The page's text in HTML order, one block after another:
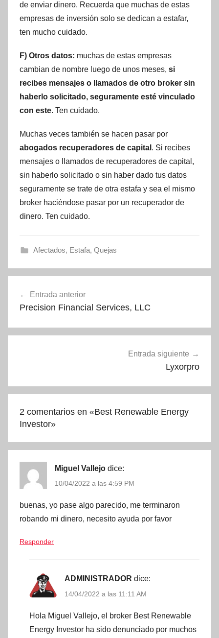
de enviar dinero. Recuerda que muchas de estas
empresas de inversión solo se dedican a estafar,
ten mucho cuidado.
F) Otros datos: muchas de estas empresas
cambian de nombre luego de unos meses, si
recibes mensajes o llamados de otro broker sin
haberlo solicitado, seguramente esté vinculado
con este. Ten cuidado.
Muchas veces también se hacen pasar por
abogados recuperadores de capital . Si recibes
mensajes o llamados de recuperadores de capital,
sin haberlo solicitado o sin haber dado tus datos
seguramente se trate de otra estafa y sea el mismo
broker haciéndose pasar por un recuperador de
dinero. Ten cuidado.
Afectados, Estafa, Quejas
de
Entrada anterior
Precision Financial Services, LLC
Entrada siguiente
Lyxorpro
2 comentarios en «Best Renewable Energy
Investor»
Miguel Vallejo dice:
10/04/2022 a las 4:59 PM
buenas, yo pase algo parecido, me terminaron
robando mi dinero, necesito ayuda por favor
Responder
ADMINISTRADOR dice:
14/04/2022 a las 11:11 AM
Hola Miguel Vallejo, el broker Best Renewable
Energy Investor ha sido denunciado por muchos